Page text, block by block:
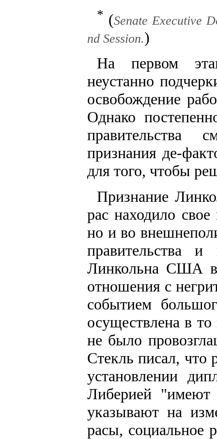
* (Senate Executive
nd Session.)
На первом
неустанно
освобождение
Однако
правительства
признания де-
для того, чтобы
Признание
рас находило
но и во
правительства и
Линкольна США
отношения с
событием
осуществлена в
не было
Стекль писал, что
установлении
Либерией "имеют
указывают на
расы, социальное